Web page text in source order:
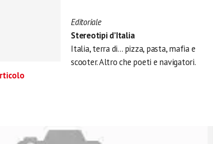
Editoriale
Stereotipi d’Italia
Italia, terra di… pizza, pasta, mafia e
scooter. Altro che poeti e navigatori.